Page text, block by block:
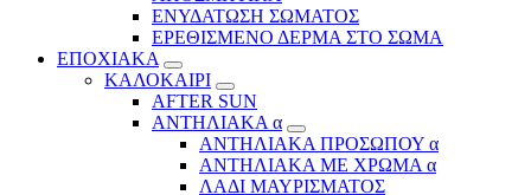
ΕΝΥΔΑΤΩΣΗ ΣΩΜΑΤΟΣ
ΕΡΕΘΙΣΜΕΝΟ ΔΕΡΜΑ ΣΤΟ ΣΩΜΑ
ΕΠΟΧΙΑΚΑ
ΚΑΛΟΚΑΙΡΙ
AFTER SUN
ΑΝΤΗΛΙΑΚΑ α
ΑΝΤΗΛΙΑΚΑ ΠΡΟΣΩΠΟΥ α
ΑΝΤΗΛΙΑΚΑ ΜΕ ΧΡΩΜΑ α
ΛΑΔΙ ΜΑΥΡΙΣΜΑΤΟΣ